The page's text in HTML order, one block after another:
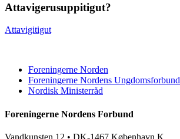
Attavigerusuppitigut?
Attavigitigut
Foreningerne Norden
Foreningerne Nordens Ungdomsforbund
Nordisk Ministerråd
Foreningerne Nordens Forbund
Vandkunsten 12 • DK-1467 København K